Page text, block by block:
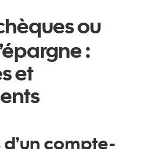
ou
:
et
compte-